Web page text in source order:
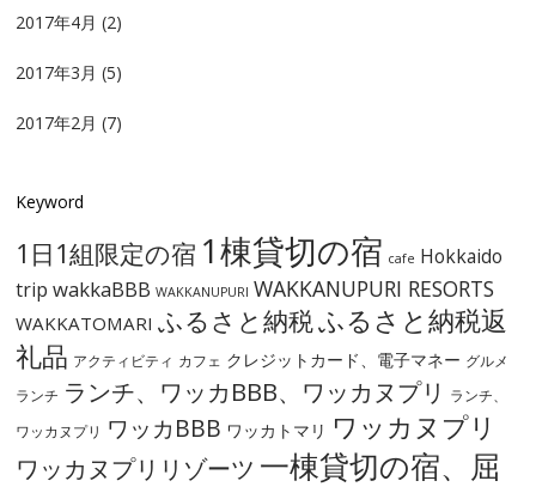
2017年4月 (2)
2017年3月 (5)
2017年2月 (7)
Keyword
1日1組限定の宿 1棟貸切の宿 cafe Hokkaido
trip wakkaBBB WAKKANUPURI WAKKANUPURI RESORTS
WAKKATOMARI ふるさと納税ふるさと納税返
礼品 アクティビティ カフェ クレジットカード、電子マネー グルメ
ランチ ランチ、ワッカBBB、ワッカヌプリ
ランチ、
ワッカヌプリ ワッカBBB ワッカトマリ ワッカヌプリ
ワッカヌプリリゾーツ 一棟貸切の宿、屈